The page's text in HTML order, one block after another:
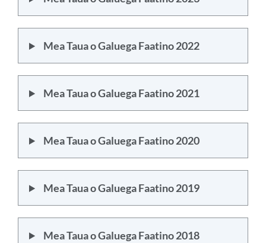
Mea Taua o Galuega Faatino 2022
Mea Taua o Galuega Faatino 2021
Mea Taua o Galuega Faatino 2020
Mea Taua o Galuega Faatino 2019
Mea Taua o Galuega Faatino 2018